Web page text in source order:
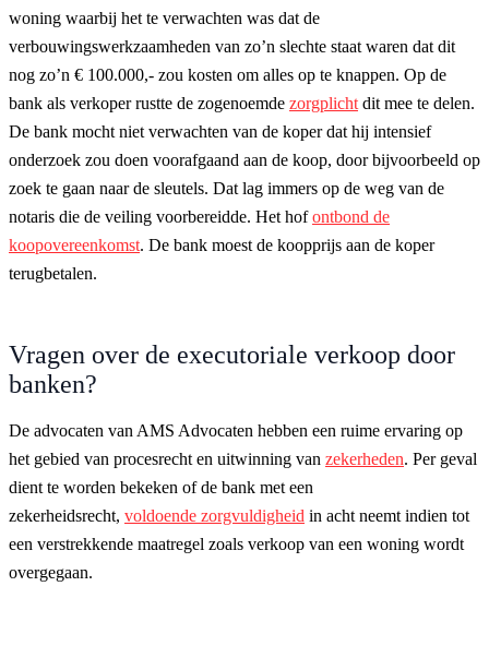
woning waarbij het te verwachten was dat de
verbouwingswerkzaamheden van zo’n slechte staat waren dat dit
nog zo’n € 100.000,- zou kosten om alles op te knappen. Op de
bank als verkoper rustte de zogenoemde zorgplicht dit mee te delen.
De bank mocht niet verwachten van de koper dat hij intensief
onderzoek zou doen voorafgaand aan de koop, door bijvoorbeeld op
zoek te gaan naar de sleutels. Dat lag immers op de weg van de
notaris die de veiling voorbereidde. Het hofontbond de
koopovereenkomst. De bank moest de koopprijs aan de koper
terugbetalen.
Vragen over de executoriale verkoop door
banken?
De advocaten van AMS Advocaten hebben een ruime ervaring op
het gebied van procesrecht en uitwinning van zekerheden. Per geval
dient te worden bekeken of de bank met een
zekerheidsrecht, voldoende zorgvuldigheid in acht neemt indien tot
een verstrekkende maatregel zoals verkoop van een woning wordt
overgegaan.